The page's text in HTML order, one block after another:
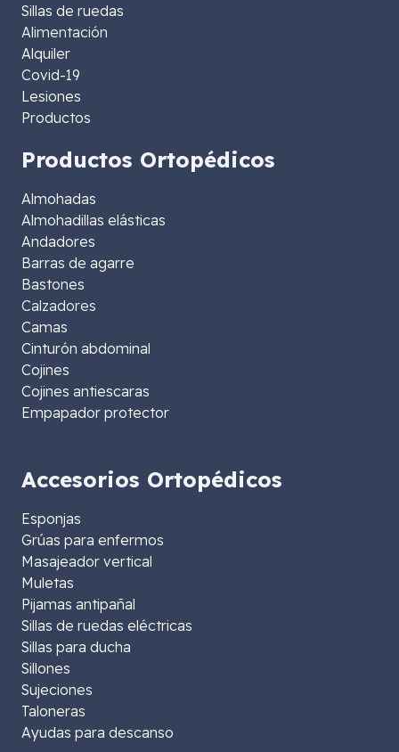
Sillas de ruedas
Alimentación
Alquiler
Covid-19
Lesiones
Productos
Productos Ortopédicos
Almohadas
Almohadillas elásticas
Andadores
Barras de agarre
Bastones
Calzadores
Camas
Cinturón abdominal
Cojines
Cojines antiescaras
Empapador protector
Accesorios Ortopédicos
Esponjas
Grúas para enfermos
Masajeador vertical
Muletas
Pijamas antipañal
Sillas de ruedas eléctricas
Sillas para ducha
Sillones
Sujeciones
Taloneras
Ayudas para descanso